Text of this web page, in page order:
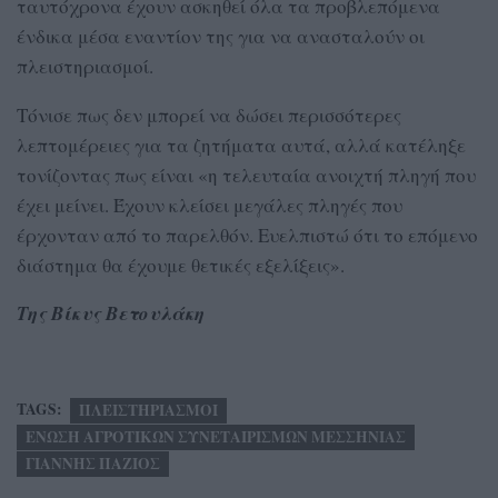
ταυτόχρονα έχουν ασκηθεί όλα τα προβλεπόμενα
ένδικα μέσα εναντίον της για να ανασταλούν οι
πλειστηριασμοί.
Τόνισε πως δεν μπορεί να δώσει περισσότερες
λεπτομέρειες για τα ζητήματα αυτά, αλλά κατέληξε
τονίζοντας πως είναι «η τελευταία ανοιχτή πληγή που
έχει μείνει. Έχουν κλείσει μεγάλες πληγές που
έρχονταν από το παρελθόν. Ευελπιστώ ότι το επόμενο
διάστημα θα έχουμε θετικές εξελίξεις».
Της Βίκυς Βετουλάκη
TAGS:
ΠΛΕΙΣΤΗΡΙΑΣΜΟΙ
ΕΝΩΣΗ ΑΓΡΟΤΙΚΩΝ ΣΥΝΕΤΑΙΡΙΣΜΩΝ ΜΕΣΣΗΝΙΑΣ
ΓΙΑΝΝΗΣ ΠΑΖΙΟΣ